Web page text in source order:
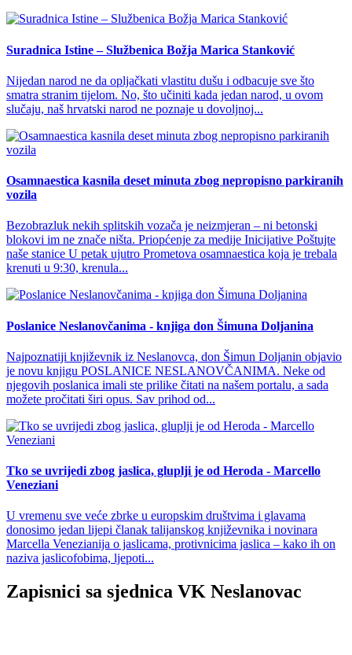
Suradnica Istine – Službenica Božja Marica Stanković
Nijedan narod ne da opljačkati vlastitu dušu i odbacuje sve što
smatra stranim tijelom. No, što učiniti kada jedan narod, u ovom
slučaju, naš hrvatski narod ne poznaje u dovoljnoj...
Osamnaestica kasnila deset minuta zbog nepropisno parkiranih
vozila
Bezobrazluk nekih splitskih vozača je neizmjeran – ni betonski
blokovi im ne znače ništa. Priopćenje za medije Inicijative Poštujte
naše stanice U petak ujutro Prometova osamnaestica koja je trebala
krenuti u 9:30, krenula...
Poslanice Neslanovčanima - knjiga don Šimuna Doljanina
Najpoznatiji književnik iz Neslanovca, don Šimun Doljanin objavio
je novu knjigu POSLANICE NESLANOVČANIMA. Neke od
njegovih poslanica imali ste prilike čitati na našem portalu, a sada
možete pročitati širi opus. Sav prihod od...
Tko se uvrijedi zbog jaslica, gluplji je od Heroda - Marcello
Veneziani
U vremenu sve veće zbrke u europskim društvima i glavama
donosimo jedan lijepi članak talijanskog književnika i novinara
Marcella Venezianija o jaslicama, protivnicima jaslica – kako ih on
naziva jaslicofobima, ljepoti...
Zapisnici sa sjednica VK Neslanovac